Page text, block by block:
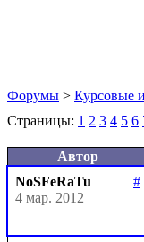
Форумы > Курсовые
Страницы: 1 2 3 4 5 6
Автор
NoSFeRaTu
#
4 мар. 2012